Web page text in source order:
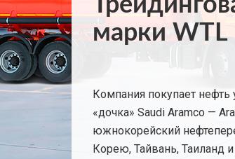
марки WTL
Компания покупает
«дочка» Saudi Aramco —
южнокорейский
Корею, Тайвань, Таиланд